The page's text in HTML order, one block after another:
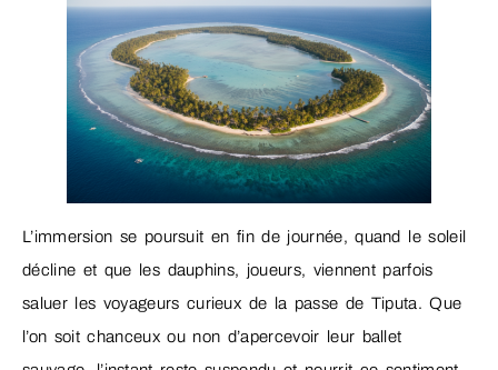
L’immersion se poursuit en fin de journée, quand le soleil
décline et que les dauphins, joueurs, viennent parfois
saluer les voyageurs curieux de la passe de Tiputa. Que
l’on soit chanceux ou non d’apercevoir leur ballet